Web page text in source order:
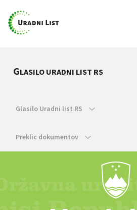
GLASILO URADNI LIST RS
Glasilo Uradni list RS
Preklic dokumentov